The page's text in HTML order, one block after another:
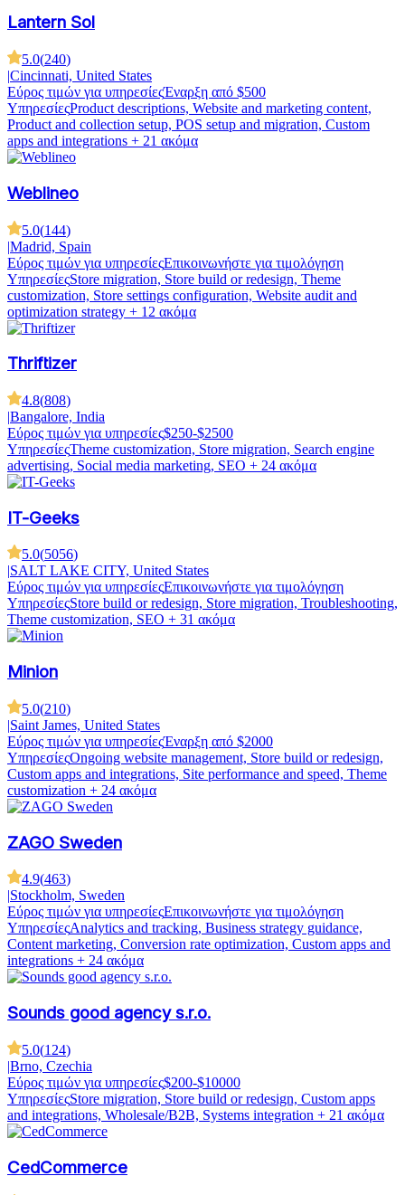
Lantern Sol
5.0(240)
|Cincinnati, United States
Εύρος τιμών για υπηρεσίεςΈναρξη από $500
ΥπηρεσίεςProduct descriptions, Website and marketing content,
Product and collection setup, POS setup and migration, Custom
apps and integrations + 21 ακόμα
Weblineo
5.0(144)
|Madrid, Spain
Εύρος τιμών για υπηρεσίεςΕπικοινωνήστε για τιμολόγηση
ΥπηρεσίεςStore migration, Store build or redesign, Theme
customization, Store settings configuration, Website audit and
optimization strategy + 12 ακόμα
Thriftizer
4.8(808)
|Bangalore, India
Εύρος τιμών για υπηρεσίες$250-$2500
ΥπηρεσίεςTheme customization, Store migration, Search engine
advertising, Social media marketing, SEO + 24 ακόμα
IT-Geeks
5.0(5056)
SALT LAKE CITY, United States
Εύρος τιμών για υπηρεσίεςΕπικοινωνήστε για τιμολόγηση
ΥπηρεσίεςStore build or redesign, Store migration, Troubleshooting,
Theme customization, SEO + 31 ακόμα
Minion
5.0(210)
|Saint James, United States
Εύρος τιμών για υπηρεσίεςΈναρξη από $2000
ΥπηρεσίεςOngoing website management, Store build or redesign,
Custom apps and integrations, Site performance and speed, Theme
customization + 24 ακόμα
ZAGO Sweden
4.9(463)
|Stockholm, Sweden
Εύρος τιμών για υπηρεσίεςΕπικοινωνήστε για τιμολόγηση
ΥπηρεσίεςAnalytics and tracking, Business strategy guidance,
Content marketing, Conversion rate optimization, Custom apps and
integrations + 24 ακόμα
Sounds good agency s.r.o.
5.0(124)
|Brno, Czechia
Εύρος τιμών για υπηρεσίες$200-$10000
ΥπηρεσίεςStore migration, Store build or redesign, Custom apps
and integrations, Wholesale/B2B, Systems integration + 21 ακόμα
CedCommerce